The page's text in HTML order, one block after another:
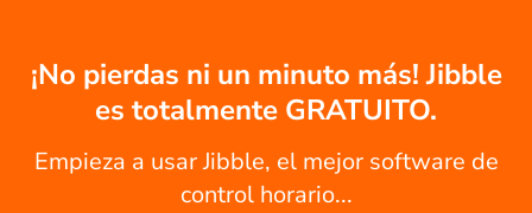
¡No pierdas ni un minuto más! Jibble
es totalmente GRATUITO.
Empieza a usar Jibble, el mejor software de
control horario...